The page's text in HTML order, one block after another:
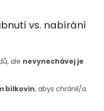
vs. nabírání
ale nevynechávej je
bílkovin, abys chránil/a